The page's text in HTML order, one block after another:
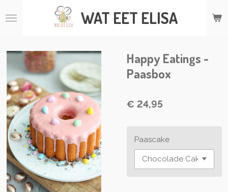
direct
hoofdinhoud
WAT EET ELISA
Happy Eatings -
Paasbox
€ 24,95
Paascake